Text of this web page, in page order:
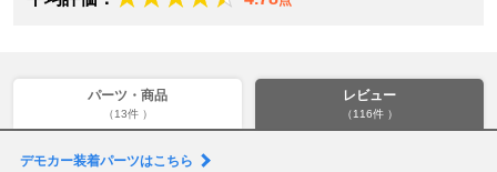
パーツ・商品
（13件 ）
レビュー
（116件 ）
デモカー装着パーツはこちら